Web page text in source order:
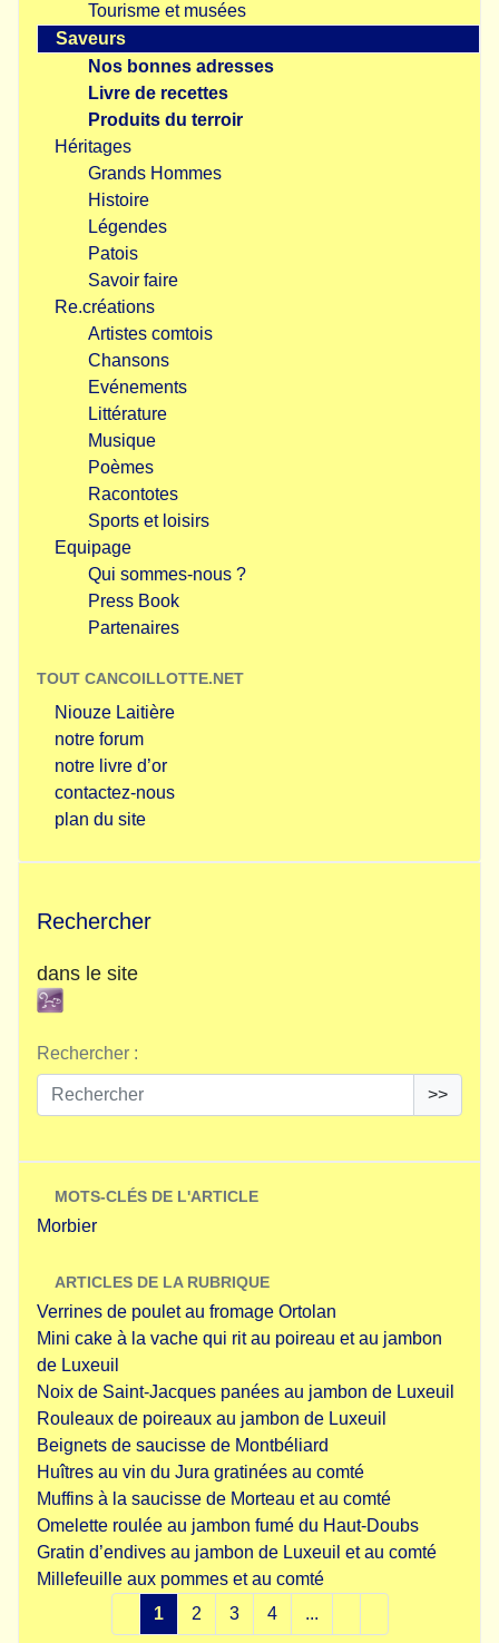
Tourisme et musées
Saveurs
Nos bonnes adresses
Livre de recettes
Produits du terroir
Héritages
Grands Hommes
Histoire
Légendes
Patois
Savoir faire
Re.créations
Artistes comtois
Chansons
Evénements
Littérature
Musique
Poèmes
Racontotes
Sports et loisirs
Equipage
Qui sommes-nous ?
Press Book
Partenaires
TOUT CANCOILLOTTE.NET
Niouze Laitière
notre forum
notre livre d’or
contactez-nous
plan du site
Rechercher
dans le site
Rechercher :
>>
MOTS-CLÉS DE L'ARTICLE
Morbier
ARTICLES DE LA RUBRIQUE
Verrines de poulet au fromage Ortolan
Mini cake à la vache qui rit au poireau et au jambon
de Luxeuil
Noix de Saint-Jacques panées au jambon de Luxeuil
Rouleaux de poireaux au jambon de Luxeuil
Beignets de saucisse de Montbéliard
Huîtres au vin du Jura gratinées au comté
Muffins à la saucisse de Morteau et au comté
Omelette roulée au jambon fumé du Haut-Doubs
Gratin d’endives au jambon de Luxeuil et au comté
Millefeuille aux pommes et au comté
1
2 3 4 ...